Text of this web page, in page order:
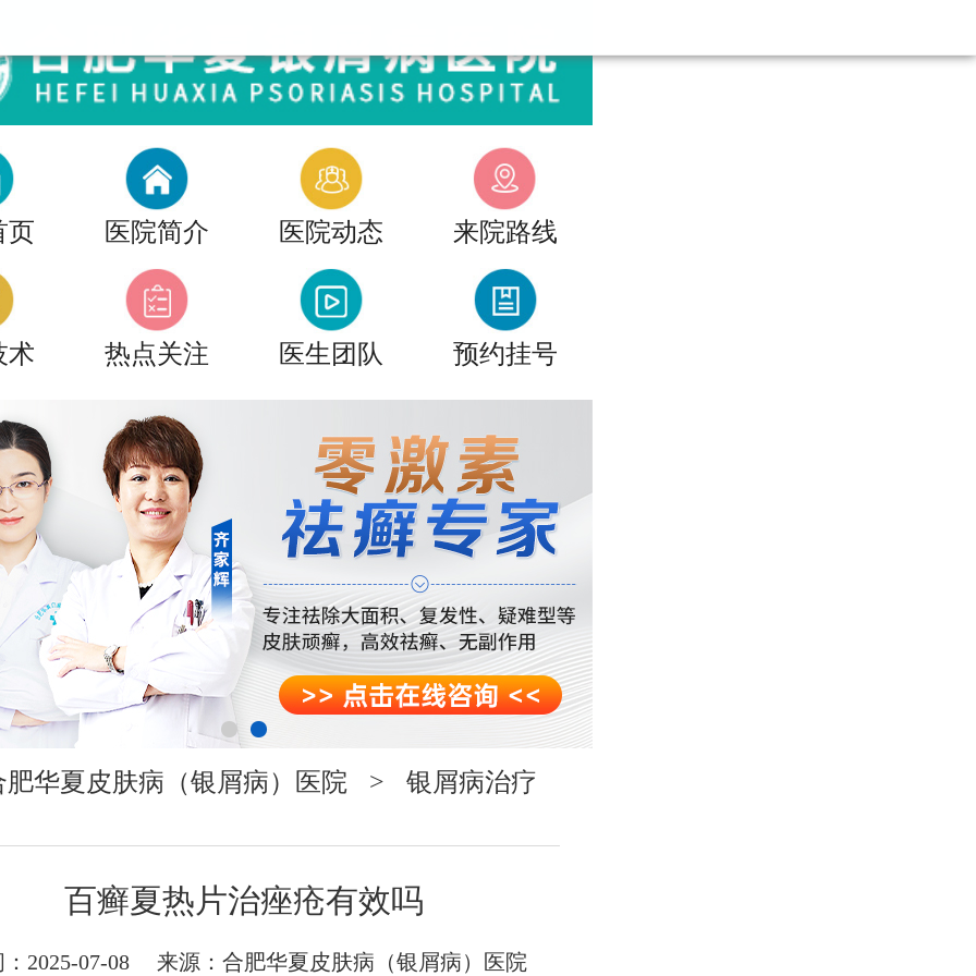
页 医院简介 医院动态 来院路线
术 热点关注 医生团队 预约挂号
肥华夏皮肤病（银屑病）医院 > 银屑病治疗
百癣夏热片治痤疮有效吗
：2025-07-08 来源： 合肥华夏皮肤病（银屑病）医院